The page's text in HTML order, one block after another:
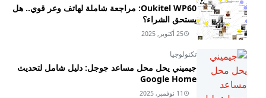
Oukitel WP60: مراجعة شاملة لهاتف وعر قوي.. هل
يستحق الشراء؟
25 أكتوبر, 2025
تكنولوجيا
جيميني يحل محل مساعد جوجل: دليل شامل لتحديث
Google Home
11 نوفمبر, 2025